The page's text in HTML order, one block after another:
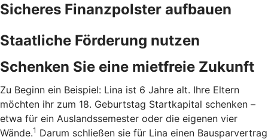
Sicheres Finanzpolster aufbauen
Staatliche Förderung nutzen
Schenken Sie eine mietfreie Zukunft
Zu Beginn ein Beispiel: Lina ist 6 Jahre alt. Ihre Eltern
möchten ihr zum 18. Geburtstag Startkapital schenken –
etwa für ein Auslandssemester oder die eigenen vier
Wände.1 Darum schließen sie für Lina einen Bausparvertrag